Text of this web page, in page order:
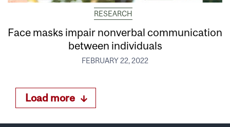
RESEARCH
Face masks impair nonverbal communication
between individuals
FEBRUARY 22, 2022
Load more